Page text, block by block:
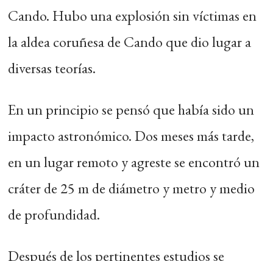
Cando. Hubo una explosión sin víctimas en
la aldea coruñesa de Cando que dio lugar a
diversas teorías.
En un principio se pensó que había sido un
impacto astronómico. Dos meses más tarde,
en un lugar remoto y agreste se encontró un
cráter de 25 m de diámetro y metro y medio
de profundidad.
Después de los pertinentes estudios se